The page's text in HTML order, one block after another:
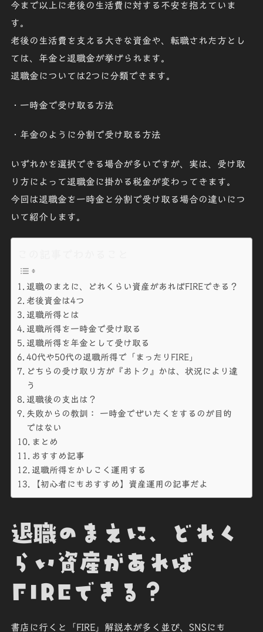
今まで以上に老後の生活費に対する不安を抱えていま
す。
老後の生活費を支える大きな資金や、転職された方とし
ては、年金と退職金が挙げられます。
退職金については2つに分類できます。
・ 一時金で受け取る方法
・ 年金のように分割で受け取る方法
いずれかを選択できる場合が多いですが、実は、受け取
り方によって退職金に掛かる税金が変わってきます 。
今回は退職金を一時金と分割で受け取る場合の違いにつ
いて紹介します。
退職のまえに、どれくらい資産があればFIREできる？
老後資金は4つ
退職所得とは
退職所得を一時金で受け取る
退職所得を年金として受け取る
40代や50代の退職所得で「まったりFIRE」
どちらの受け取り方が『おトク』かは、状況により違
う
退職後の支出は？
失敗からの教訓： 一時金でぜいたくをするのが目的
ではない
まとめ
おすすめ記事
退職所得をかしこく運用する
【初心者にもおすすめ】資産運用の記事だよ
退職のまえに、どれく
らい資産があれば
FIREできる？
書店に行くと「FIRE」解説本が多く並び、SNSにも